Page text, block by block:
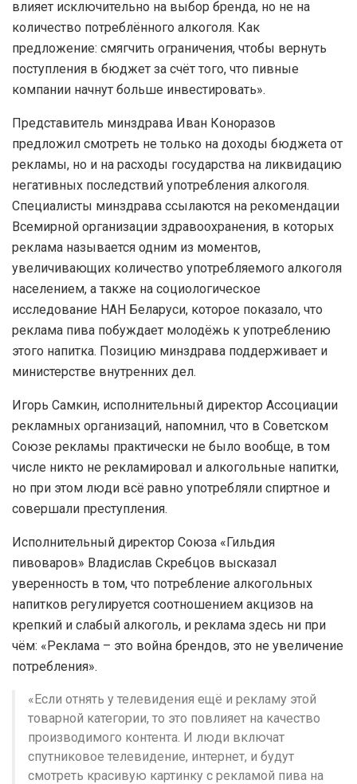
влияет исключительно на выбор бренда, но не на
количество потреблённого алкоголя. Как
предложение: смягчить ограничения, чтобы вернуть
поступления в бюджет за счёт того, что пивные
компании начнут больше инвестировать».
Представитель минздрава Иван Коноразов
предложил смотреть не только на доходы бюджета от
рекламы, но и на расходы государства на ликвидацию
негативных последствий употребления алкоголя.
Специалисты минздрава ссылаются на рекомендации
Всемирной организации здравоохранения, в которых
реклама называется одним из моментов,
увеличивающих количество употребляемого алкоголя
населением, а также на социологическое
исследование НАН Беларуси, которое показало, что
реклама пива побуждает молодёжь к употреблению
этого напитка. Позицию минздрава поддерживает и
министерстве внутренних дел.
Игорь Самкин, исполнительный директор Ассоциации
рекламных организаций, напомнил, что в Советском
Союзе рекламы практически не было вообще, в том
числе никто не рекламировал и алкогольные напитки,
но при этом люди всё равно употребляли спиртное и
совершали преступления.
Исполнительный директор Союза «Гильдия
пивоваров» Владислав Скребцов высказал
уверенность в том, что потребление алкогольных
напитков регулируется соотношением акцизов на
крепкий и слабый алкоголь, и реклама здесь ни при
чём: «Реклама – это война брендов, это не увеличение
потребления».
«Если отнять у телевидения ещё и рекламу этой
товарной категории, то это повлияет на качество
производимого контента. И люди включат
спутниковое телевидение, интернет, и будут
смотреть красивую картинку с рекламой пива на